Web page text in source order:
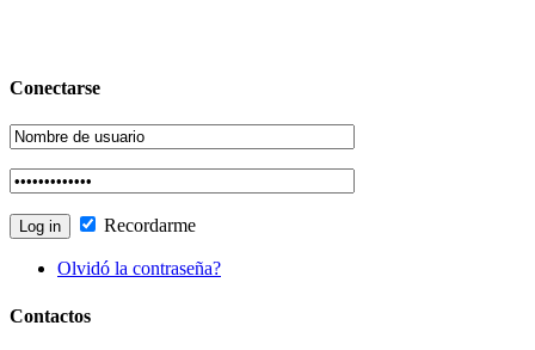
Conectarse
Recordarme
Olvidó la contraseña?
Contactos